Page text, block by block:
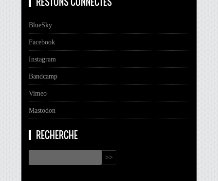
BlueSky
Facebook
Instagram
Bandcamp
Vimeo
Mastodon
RECHERCHE